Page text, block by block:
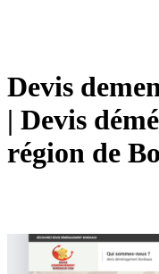
Devis
| Devis
région de